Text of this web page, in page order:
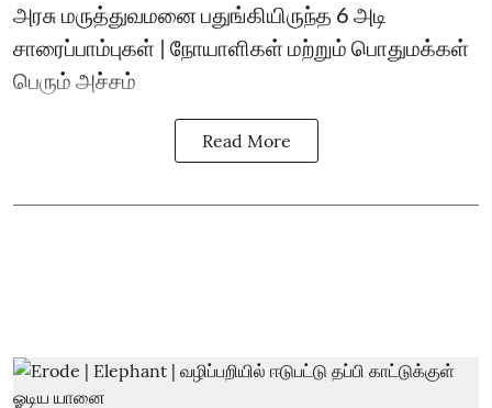
அரசு மருத்துவமனை பதுங்கியிருந்த 6 அடி
சாரைப்பாம்புகள் | நோயாளிகள் மற்றும் பொதுமக்கள்
பெரும் அச்சம்
Read More